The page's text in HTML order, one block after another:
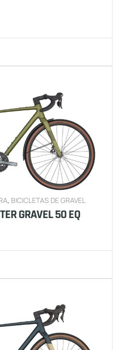
, BICICLETAS DE GRAVEL
GRAVEL 50 EQ